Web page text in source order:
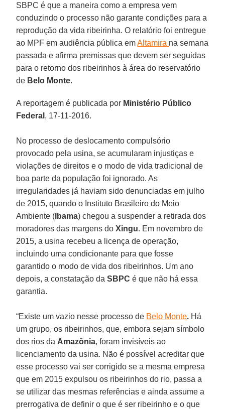
SBPC é que a maneira como a empresa vem
conduzindo o processo não garante condições para a
reprodução da vida ribeirinha. O relatório foi entregue
ao MPF em audiência pública emAltamira na semana
passada e afirma premissas que devem ser seguidas
para o retorno dos ribeirinhos à área do reservatório
de Belo Monte.
A reportagem é publicada por Ministério Público
Federal , 17-11-2016.
No processo de deslocamento compulsório
provocado pela usina, se acumularam injustiças e
violações de direitos e o modo de vida tradicional de
boa parte da população foi ignorado. As
irregularidades já haviam sido denunciadas em julho
de 2015, quando o Instituto Brasileiro do Meio
Ambiente ( Ibama) chegou a suspender a retirada dos
moradores das margens doXingu. Em novembro de
2015, a usina recebeu a licença de operação,
incluindo uma condicionante para que fosse
garantido o modo de vida dos ribeirinhos. Um ano
depois, a constatação daSBPC é que não há essa
garantia.
“Existe um vazio nesse processo de Belo Monte. Há
um grupo, os ribeirinhos, que, embora sejam símbolo
dos rios da Amazônia, foram invisíveis ao
licenciamento da usina. Não é possível acreditar que
esse processo vai ser corrigido se a mesma empresa
que em 2015 expulsou os ribeirinhos do rio, passa a
se utilizar das mesmas referências e ainda assume a
prerrogativa de definir o que é ser ribeirinho e o que